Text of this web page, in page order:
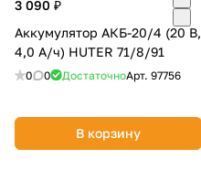
3 090 ₽
Аккумулятор АКБ-20/4 (20 В,
4,0 А/ч) HUTER 71/8/91
0 0 ДостаточноАрт. 97756
В корзину